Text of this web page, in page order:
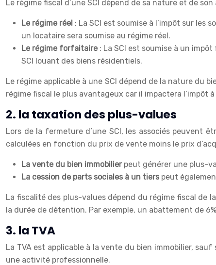
Le régime fiscal d’une SCI dépend de sa nature et de
Le régime réel : La SCI est soumise à l’impôt sur les
un locataire sera soumise au régime réel.
Le régime forfaitaire : La SCI est soumise à un
SCI louant des biens résidentiels.
Le régime applicable à une SCI dépend de la nature du
régime fiscal le plus avantageux car il impactera l’impôt à
2. la taxation des plus-values
Lors de la fermeture d’une SCI, les associés peuvent
calculées en fonction du prix de vente moins le prix
La vente du bien immobilier peut générer une plus-
La cession de parts sociales à un tiers peut
La fiscalité des plus-values dépend du régime fiscal de
la durée de détention. Par exemple, un abattement de
3. la TVA
La TVA est applicable à la vente du bien immobilier,
une activité professionnelle.